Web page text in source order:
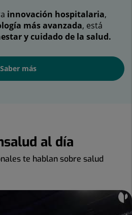
innovación hospitalaria,
más avanzada, está
y cuidado de la salud.
Saber más
al día
te hablan sobre salud